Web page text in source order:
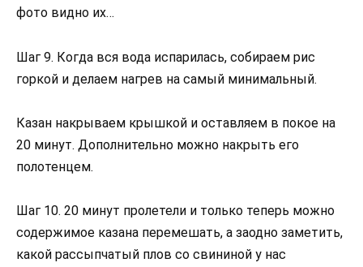
фото видно их…
Шаг 9. Когда вся вода испарилась, собираем рис
горкой и делаем нагрев на самый минимальный.
Казан накрываем крышкой и оставляем в покое на
20 минут. Дополнительно можно накрыть его
полотенцем.
Шаг 10. 20 минут пролетели и только теперь можно
содержимое казана перемешать, а заодно заметить,
какой рассыпчатый плов со свининой у нас